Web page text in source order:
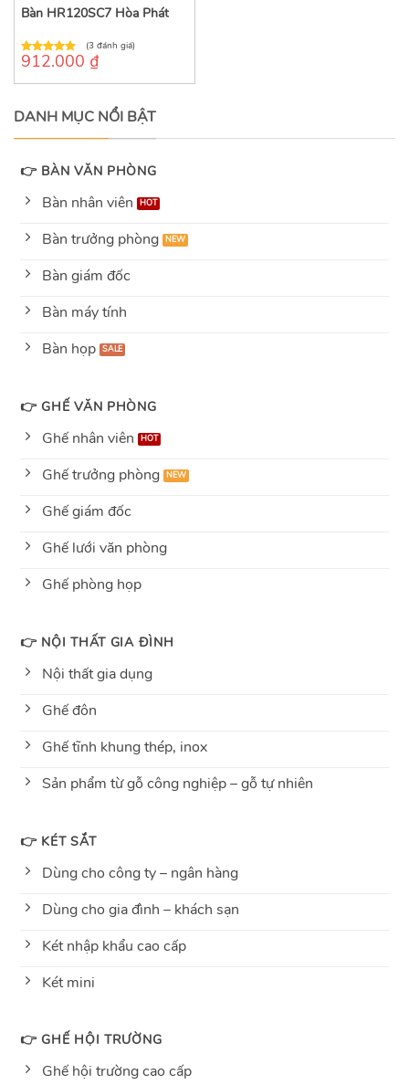
Bàn HR120SC7 Hòa Phát
5.00
out of
(3 đánh giá)
912.000 ₫
DANH MỤC NỔI BẬT
👉 BÀN VĂN PHÒNG
Bàn nhân viên
Bàn trưởng phòng
Bàn giám đốc
Bàn máy tính
Bàn họp
👉 GHẾ VĂN PHÒNG
Ghế nhân viên
Ghế trưởng phòng
Ghế giám đốc
Ghế lưới văn phòng
Ghế phòng họp
👉 NỘI THẤT GIA ĐÌNH
Nội thất gia dụng
Ghế đôn
Ghế tĩnh khung thép, inox
Sản phẩm từ gỗ công nghiệp – gỗ tự nhiên
👉 KÉT SẮT
Dùng cho công ty – ngân hàng
Dùng cho gia đình – khách sạn
Két nhập khẩu cao cấp
Két mini
👉 GHẾ HỘI TRƯỜNG
Ghế hội trường cao cấp